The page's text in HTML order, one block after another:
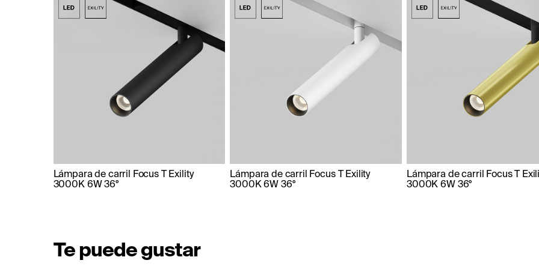
Lámpara de carril Focus T Exility
3000K 6W 36°
Lámpara de carril Focus T Exility
3000K 6W 36°
Lámpara de carril Focus T
3000K 6W 36°
Te puede gustar